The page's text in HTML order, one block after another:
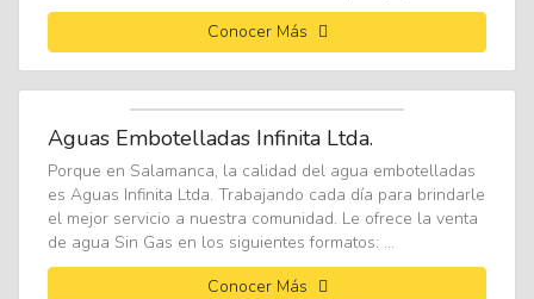
Conocer Más
Aguas Embotelladas Infinita Ltda.
Porque en Salamanca, la calidad del agua embotelladas
es Aguas Infinita Ltda. Trabajando cada día para brindarle
el mejor servicio a nuestra comunidad. Le ofrece la venta
de agua Sin Gas en los siguientes formatos: ...
Conocer Más